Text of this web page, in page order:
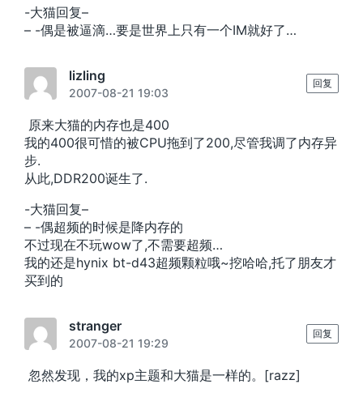
-大猫回复–
– -偶是被逼滴…要是世界上只有一个IM就好了…
lizling
2007-08-21 19:03
原来大猫的内存也是400
我的400很可惜的被CPU拖到了200,尽管我调了内存异
步.
从此,DDR200诞生了.
-大猫回复–
– -偶超频的时候是降内存的
不过现在不玩wow了,不需要超频…
我的还是hynix bt-d43超频颗粒哦~挖哈哈,托了朋友才
买到的
回复
stranger
2007-08-21 19:29
忽然发现，我的xp主题和大猫是一样的。[razz]
回复